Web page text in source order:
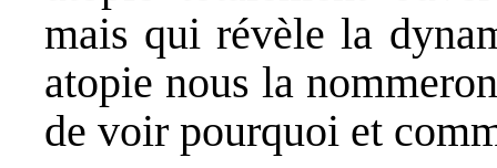
mais qui révèle la
atopie nous la
de voir pourquoi et